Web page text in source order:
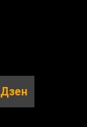
Дзен